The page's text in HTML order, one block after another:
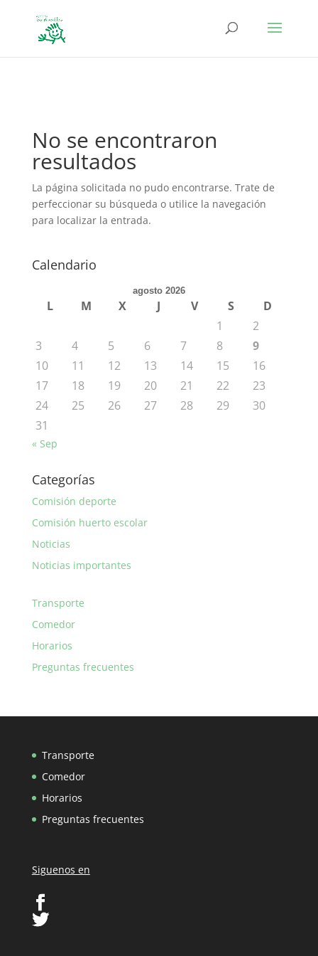
No se encontraron
resultados
La página solicitada no pudo encontrarse. Trate de
perfeccionar su búsqueda o utilice la navegación
para localizar la entrada.
Calendario
agosto 2026
L M X J V S
D
1
2
3
4 5 6 7 8
9
10
11 12 13 14 15
16
17
18 19 20 21 22
23
24
25 26 27 28 29
30
31
« Sep
Categorías
Comisión deporte
Comisión huerto escolar
Noticias
Noticias importantes
Transporte
Comedor
Horarios
Preguntas frecuentes
Transporte
Comedor
Horarios
Preguntas frecuentes
Siguenos en